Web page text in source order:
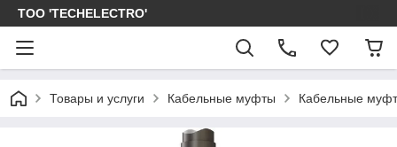
ТОО 'TECHELECTRO'
Товары и услуги Кабельные муфты Кабельные